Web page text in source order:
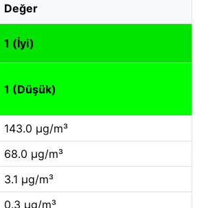
Değer
1 (İyi)
1 (Düşük)
143.0 µg/m³
68.0 µg/m³
3.1 µg/m³
0.3 µg/m³